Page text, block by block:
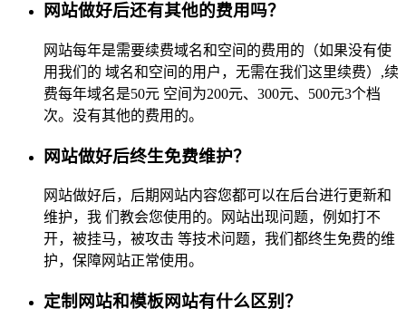
网站做好后还有其他的费用吗？
网站每年是需要续费域名和空间的费用的（如果没有使
用我们的 域名和空间的用户，无需在我们这里续费）,续
费每年域名是50元 空间为200元、300元、500元3个档
次。没有其他的费用的。
网站做好后终生免费维护？
网站做好后，后期网站内容您都可以在后台进行更新和
维护，我 们教会您使用的。网站出现问题，例如打不
开，被挂马，被攻击 等技术问题，我们都终生免费的维
护，保障网站正常使用。
定制网站和模板网站有什么区别？